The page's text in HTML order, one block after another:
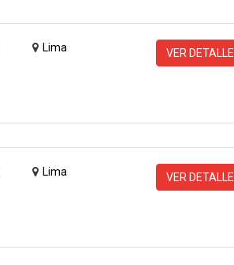
Lima VER DETALLE
Lima VER DETALLE